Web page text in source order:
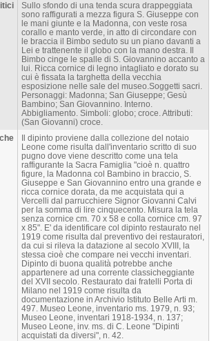
Sullo sfondo di una tenda scura drappeggiata
sono raffigurati a mezza figura S. Giuseppe con
le mani giunte e la Madonna, con veste rosa
corallo e manto verde, in atto di circondare con
le braccia il Bimbo seduto su un piano davanti a
Lei e trattenente il globo con la mano destra. Il
Bimbo cinge le spalle di S. Giovannino accanto a
lui. Ricca cornice di legno intagliato e dorato su
cui è fissata la targhetta della vecchia
esposizione nelle sale del museo.Soggetti sacri.
Personaggi: Madonna; San Giuseppe; Gesù
Bambino; San Giovannino. Interno.
Abbigliamento. Simboli: globo; croce. Attributi:
(San Giovanni) croce.
Il dipinto proviene dalla collezione del notaio
Leone come risulta dall'inventario scritto di suo
pugno dove viene descritto come una tela
raffigurante la Sacra Famiglia "cioè n. quattro
figure, la Madonna col Bambino in braccio, S.
Giuseppe e San Giovannino entro una grande e
ricca cornice dorata, da me acquistata qui a
Vercelli dal parrucchiere Signor Giovanni Calvi
per la somma di lire cinquecento. Misura la tela
senza cornice cm. 70 x 58 e colla cornice cm. 97
x 85". E' da identificare col dipinto restaurato nel
1919 come risulta dal preventivo dei restauratori,
da cui si rileva la datazione al secolo XVIII, la
stessa cioè che compare nei vecchi inventari.
Dipinto di buona qualità potrebbe anche
appartenere ad una corrente classicheggiante
del XVII secolo. Restaurato dai fratelli Porta di
Milano nel 1919 come risulta da
documentazione in Archivio Istituto Belle Arti m.
497. Museo Leone, inventario ms. 1979, n. 93;
Museo Leone, inventari 1918-1934, n. 137;
Museo Leone, inv. ms. di C. Leone "Dipinti
acquistati da diversi", n. 42.